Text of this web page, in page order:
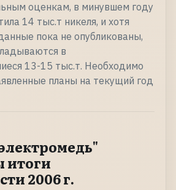
оценкам, в минувшем году
14 тыс.т никеля, и хотя
пока не опубликованы,
в
13-15 тыс.т. Необходимо
планы на текущий год
итоги
2006 г.